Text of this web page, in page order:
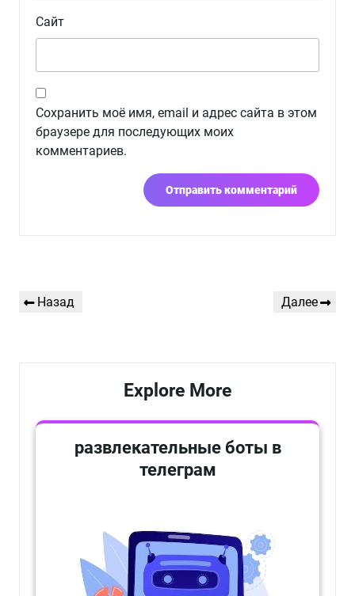
Сайт
Сохранить моё имя, email и адрес сайта в этом
браузере для последующих моих
комментариев.
по
Предыдущая
Назад
Следующая
Далее
Explore More
развлекательные боты в
телеграм